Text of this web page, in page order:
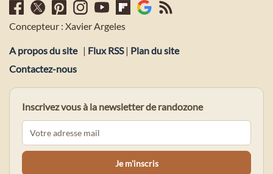
Concepteur : Xavier Argeles
A propos du site | Flux RSS| Plan du site
Contactez-nous
Inscrivez vous à la newsletter de randozone